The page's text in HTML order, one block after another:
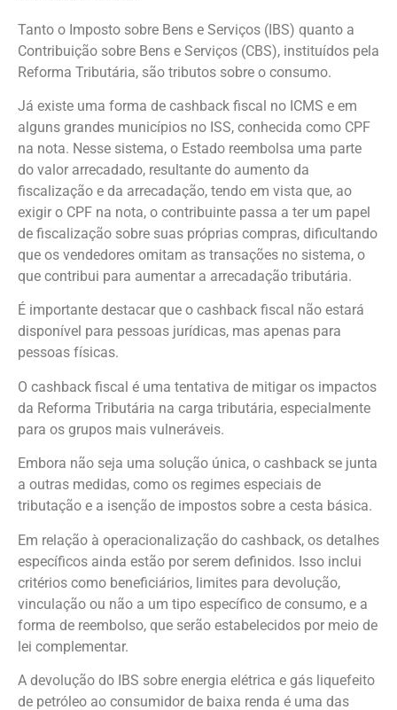
Tanto o Imposto sobre Bens e Serviços (IBS) quanto a
Contribuição sobre Bens e Serviços (CBS), instituídos pela
Reforma Tributária, são tributos sobre o consumo.
Já existe uma forma de cashback fiscal no ICMS e em
alguns grandes municípios no ISS, conhecida como CPF
na nota. Nesse sistema, o Estado reembolsa uma parte
do valor arrecadado, resultante do aumento da
fiscalização e da arrecadação, tendo em vista que, ao
exigir o CPF na nota, o contribuinte passa a ter um papel
de fiscalização sobre suas próprias compras, dificultando
que os vendedores omitam as transações no sistema, o
que contribui para aumentar a arrecadação tributária.
É importante destacar que o cashback fiscal não estará
disponível para pessoas jurídicas, mas apenas para
pessoas físicas.
O cashback fiscal é uma tentativa de mitigar os impactos
da Reforma Tributária na carga tributária, especialmente
para os grupos mais vulneráveis.
Embora não seja uma solução única, o cashback se junta
a outras medidas, como os regimes especiais de
tributação e a isenção de impostos sobre a cesta básica.
Em relação à operacionalização do cashback, os detalhes
específicos ainda estão por serem definidos. Isso inclui
critérios como beneficiários, limites para devolução,
vinculação ou não a um tipo específico de consumo, e a
forma de reembolso, que serão estabelecidos por meio de
lei complementar.
A devolução do IBS sobre energia elétrica e gás liquefeito
de petróleo ao consumidor de baixa renda é uma das